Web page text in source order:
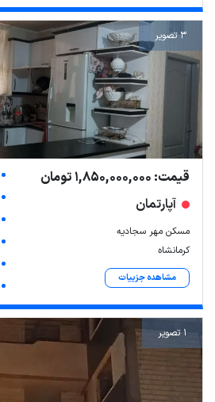
3 تصویر
قیمت: 1,850,000,000 تومان
آپارتمان
مسکن مهر سجادیه
کرمانشاه
مشاهده جزییات
1 تصویر